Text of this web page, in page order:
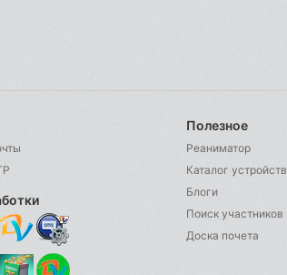
Полезное
Реаниматор
Каталог устройств
Блоги
Поиск участников
Доска почета